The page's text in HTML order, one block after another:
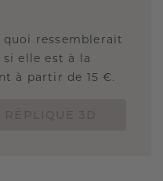
quoi ressemblerait
elle est à la
à partir de 15 €.